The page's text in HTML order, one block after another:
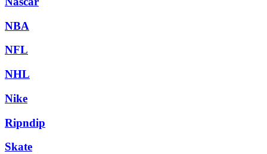
NBA
NFL
NHL
Nike
Ripndip
Skate